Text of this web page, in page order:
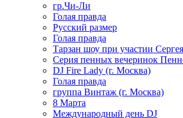
гр.Чи-Ли
Голая правда
Русский размер
Голая правда
Тарзан шоу при участии
Серия пенных вечеринок
DJ Fire Lady (г. Москва)
Голая правда
группа Винтаж (г. Москва)
8 Марта
Международный день DJ